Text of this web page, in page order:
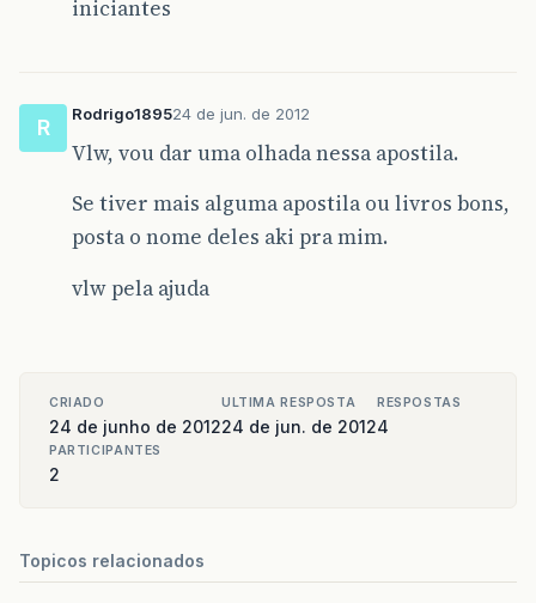
iniciantes
R
Rodrigo189524 de jun. de 2012
Vlw, vou dar uma olhada nessa apostila.
Se tiver mais alguma apostila ou livros bons,
posta o nome deles aki pra mim.
vlw pela ajuda
CRIADO
24 de junho de 2012
ULTIMA RESPOSTA
24 de jun. de 2012
RESPOSTAS
4
PARTICIPANTES
2
Topicos relacionados